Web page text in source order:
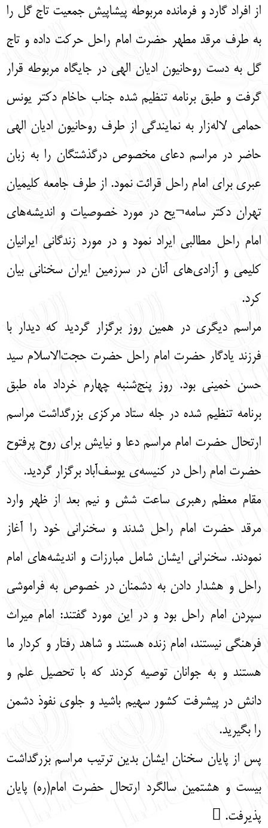
از افراد گارد و فرمانده مربوطه پیشاپیش جمعیت تاج گل را
به طرف مرقد مطهر حضرت امام راحل حرکت داده و تاج
گل به دست روحانیون ادیان الهی در جایگاه مربوطه قرار
گرفت و طبق برنامه تنظیم شده جناب حاخام دکتر یونس
حمامی لاله‌زار به نمایندگی از طرف روحانیون ادیان الهی
حاضر در مراسم دعای مخصوص درگذشتگان را به زبان
عبری برای امام راحل قرائت نمود. از طرف جامعه کلیمیان
تهران دکتر سامه¬یح در مورد خصوصیات و اندیشه‌های
امام راحل مطالبی ایراد نمود و در مورد زندگانی ایرانیان
کلیمی و آزادی‌های آنان در سرزمین ایران سخنانی بیان
کرد.
مراسم دیگری در همین روز برگزار گردید که دیدار با
فرزند یادگار حضرت امام راحل حضرت حجت‌الاسلام سید
حسن خمینی بود. روز پنج‌شنبه چهارم خرداد ماه طبق
برنامه تنظیم شده در جله ستاد مرکزی بزرگداشت مراسم
ارتحال حضرت امام مراسم دعا و نیایش برای روح پرفتوح
حضرت امام راحل در کنیسه‌ی یوسف‌آباد برگزار گردید.
مقام معظم رهبری ساعت شش و نیم بعد از ظهر وارد
مرقد حضرت امام راحل شدند و سخنرانی خود را آغاز
نمودند. سخنرانی ایشان شامل مبارزات و اندیشه‌های امام
راحل و هشدار دادن به دشمنان در خصوص به فراموشی
سپردن امام راحل بود و در این مورد گفتند: امام میراث
فرهنگی نیستند، امام زنده هستند و شاهد رفتار و کردار ما
هستند و به جوانان توصیه کردند که با تحصیل علم و
دانش در پیشرفت کشور سهیم باشید و جلوی نفوذ دشمن
را بگیرید.
پس از پایان سخنان ایشان بدین ترتیب مراسم بزرگداشت
بیست و هشتمین سالگرد ارتحال حضرت امام(ره) پایان
پذیرفت. 